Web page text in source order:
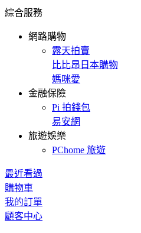
綜合服務
網路購物
露天拍賣
比比昂日本購物
媽咪愛
金融保險
Pi 拍錢包
易安網
旅遊娛樂
PChome 旅遊
最近看過
購物車
我的訂單
顧客中心